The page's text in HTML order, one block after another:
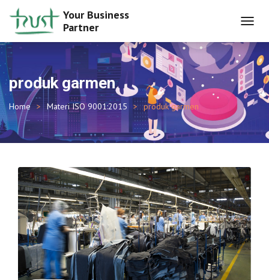
Your Business
Partner
produk garmen
Home Materi ISO 9001:2015 produk garmen